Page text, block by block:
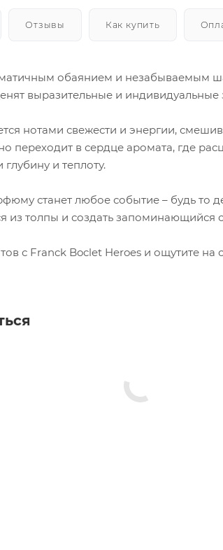
Отзывы Как купить
обаянием и незабываемым
выразительные и индивидуальные
нотами свежести и энергии,
переходит в сердце аромата, где
и теплоту.
станет любое событие – будь то
из толпы и создать запоминающийся
с Franck Boclet Heroes и ощутите на